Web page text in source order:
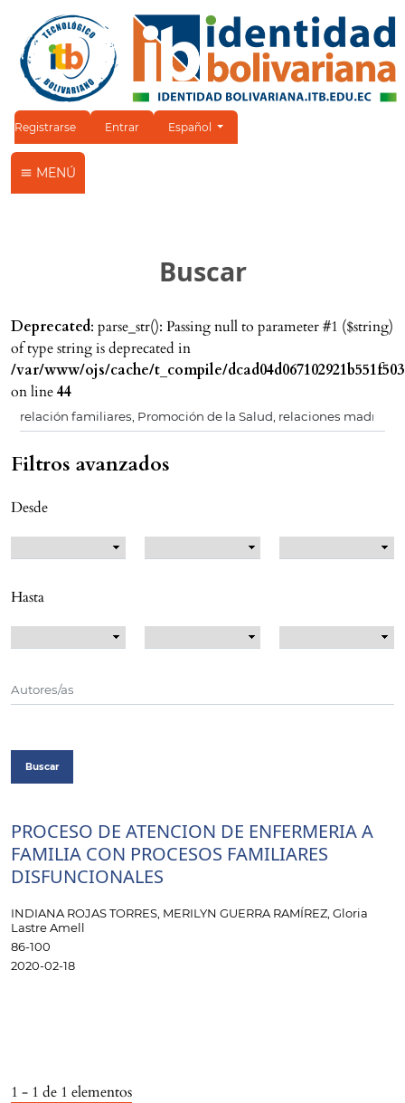
Registrarse Entrar Cambiar el idioma. El idioma actual es:
Español
MENÚ
Buscar
Deprecated: parse_str(): Passing null to parameter #1 ($string)
of type string is deprecated in
/var/www/ojs/cache/t_compile/
on line44
Filtros avanzados
Desde
Hasta
Buscar
PROCESO DE ATENCION DE ENFERMERIA A
FAMILIA CON PROCESOS FAMILIARES
DISFUNCIONALES
INDIANA ROJAS TORRES, MERILYN GUERRA RAMÍREZ, Gloria
Lastre Amell
86-100
2020-02-18
1 - 1 de 1 elementos